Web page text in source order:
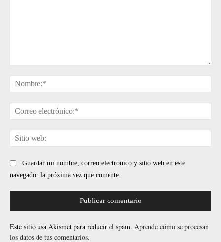
Guardar mi nombre, correo electrónico y sitio web en este
navegador la próxima vez que comente.
Este sitio usa Akismet para reducir el spam. Aprende cómo se procesan
los datos de tus comentarios.